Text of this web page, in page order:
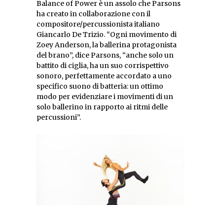
Balance of Power è un assolo che Parsons
ha creato in collaborazione con il
compositore/percussionista italiano
Giancarlo De Trizio. “Ogni movimento di
Zoey Anderson, la ballerina protagonista
del brano”, dice Parsons, “anche solo un
battito di ciglia, ha un suo corrispettivo
sonoro, perfettamente accordato a uno
specifico suono di batteria: un ottimo
modo per evidenziare i movimenti di un
solo ballerino in rapporto ai ritmi delle
percussioni”.